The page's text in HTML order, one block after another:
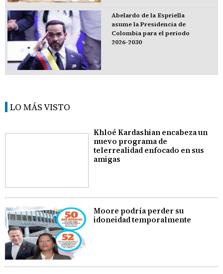
Abelardo de la Espriella
asume la Presidencia de
Colombia para el periodo
2026-2030
LO MÁS VISTO
Khloé Kardashian encabeza un
nuevo programa de
telerrealidad enfocado en sus
amigas
Moore podría perder su
idoneidad temporalmente